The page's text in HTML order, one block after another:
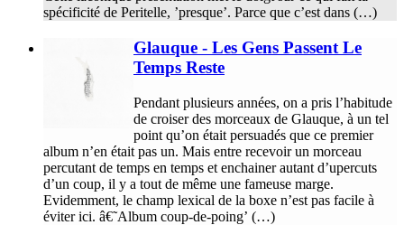
spécificité de Peritelle, ’presque’. Parce que c’est dans (…)
Glauque - Les Gens Passent Le
Temps Reste
Pendant plusieurs années, on a pris l’habitude
de croiser des morceaux de Glauque, à un tel
point qu’on était persuadés que ce premier
album n’en était pas un. Mais entre recevoir un morceau
percutant de temps en temps et enchainer autant d’upercuts
d’un coup, il y a tout de même une fameuse marge.
Evidemment, le champ lexical de la boxe n’est pas facile à
éviter ici. â€˜Album coup-de-poing’ (…)